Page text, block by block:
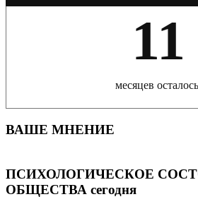
11
месяцев
ВАШЕ МНЕНИЕ
ПСИХОЛОГИЧЕСКОЕ
ОБЩЕСТВА сегодня